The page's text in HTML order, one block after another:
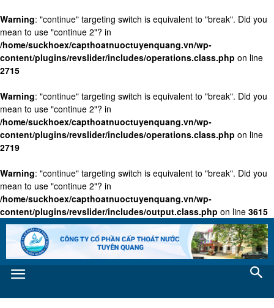
Warning: "continue" targeting switch is equivalent to "break". Did you
mean to use "continue 2"? in
/home/suckhoex/capthoatnuoctuyenquang.vn/wp-
content/plugins/revslider/includes/operations.class.php on line
2715
Warning: "continue" targeting switch is equivalent to "break". Did you
mean to use "continue 2"? in
/home/suckhoex/capthoatnuoctuyenquang.vn/wp-
content/plugins/revslider/includes/operations.class.php on line
2719
Warning: "continue" targeting switch is equivalent to "break". Did you
mean to use "continue 2"? in
/home/suckhoex/capthoatnuoctuyenquang.vn/wp-
content/plugins/revslider/includes/output.class.php on line 3615